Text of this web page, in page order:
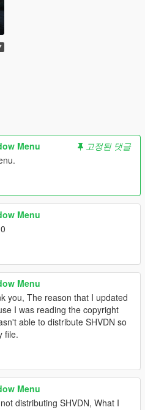
Menu
고정된 댓글
Menu
Menu
you, The reason that I updated
I was reading the copyright
able to distribute SHVDN so
file.
Menu
distributing SHVDN, What I